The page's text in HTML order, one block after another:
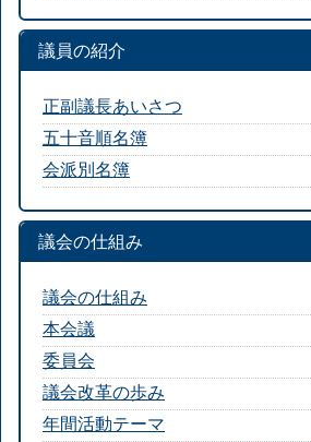
議員の紹介
正副議長あいさつ
五十音順名簿
会派別名簿
議会の仕組み
議会の仕組み
本会議
委員会
議会改革の歩み
年間活動テーマ